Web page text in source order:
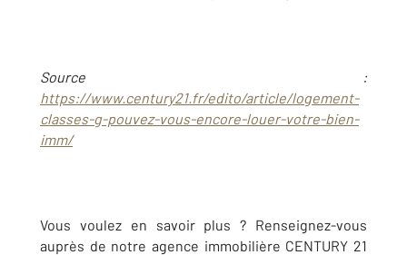
Source :
https://www.century21.fr/edito/article/logement-
classes-g-pouvez-vous-encore-louer-votre-bien-
imm/
Vous voulez en savoir plus ? Renseignez-vous
auprès de notre agence immobilière CENTURY 21